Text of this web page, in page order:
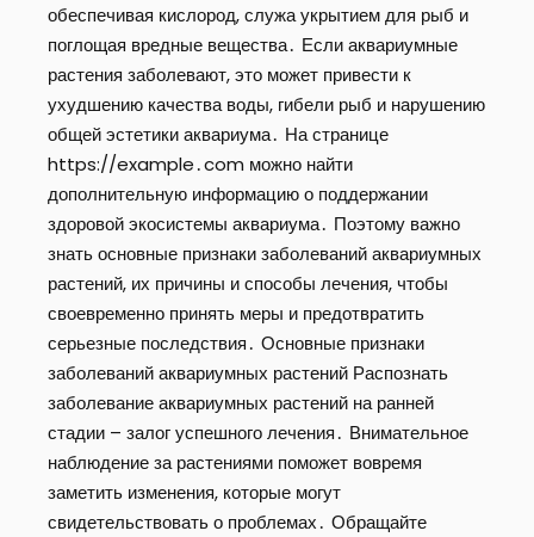
обеспечивая кислород, служа укрытием для рыб и
поглощая вредные вещества․ Если аквариумные
растения заболевают, это может привести к
ухудшению качества воды, гибели рыб и нарушению
общей эстетики аквариума․ На странице
https://example․com можно найти
дополнительную информацию о поддержании
здоровой экосистемы аквариума․ Поэтому важно
знать основные признаки заболеваний аквариумных
растений, их причины и способы лечения, чтобы
своевременно принять меры и предотвратить
серьезные последствия․ Основные признаки
заболеваний аквариумных растений Распознать
заболевание аквариумных растений на ранней
стадии – залог успешного лечения․ Внимательное
наблюдение за растениями поможет вовремя
заметить изменения, которые могут
свидетельствовать о проблемах․ Обращайте